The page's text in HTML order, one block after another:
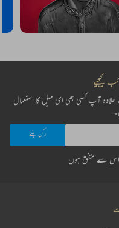
کیجیے
آپ کسی بھی ای میل کا استعمال
اس سے متفق ہوں